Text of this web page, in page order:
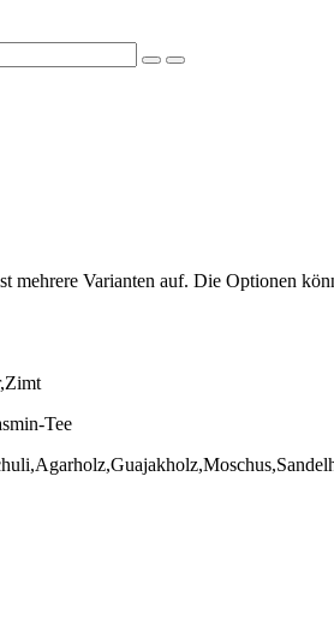
mehrere Varianten auf. Die Optionen
Tee